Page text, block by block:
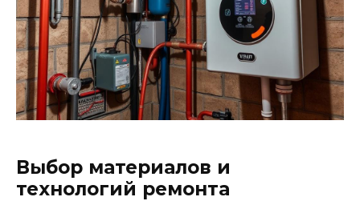
Выбор материалов и
технологий ремонта